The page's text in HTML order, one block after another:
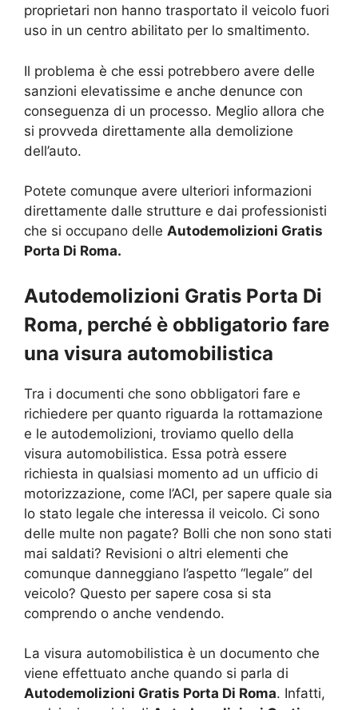
proprietari non hanno trasportato il veicolo fuori
uso in un centro abilitato per lo smaltimento.
Il problema è che essi potrebbero avere delle
sanzioni elevatissime e anche denunce con
conseguenza di un processo. Meglio allora che
si provveda direttamente alla demolizione
dell’auto.
Potete comunque avere ulteriori informazioni
direttamente dalle strutture e dai professionisti
che si occupano delle Autodemolizioni Gratis
Porta Di Roma.
Autodemolizioni Gratis Porta Di
Roma, perché è obbligatorio fare
una visura automobilistica
Tra i documenti che sono obbligatori fare e
richiedere per quanto riguarda la rottamazione
e le autodemolizioni, troviamo quello della
visura automobilistica. Essa potrà essere
richiesta in qualsiasi momento ad un ufficio di
motorizzazione, come l’ACI, per sapere quale sia
lo stato legale che interessa il veicolo. Ci sono
delle multe non pagate? Bolli che non sono stati
mai saldati? Revisioni o altri elementi che
comunque danneggiano l’aspetto “legale” del
veicolo? Questo per sapere cosa si sta
comprendo o anche vendendo.
La visura automobilistica è un documento che
viene effettuato anche quando si parla di
Autodemolizioni Gratis Porta Di Roma. Infatti,